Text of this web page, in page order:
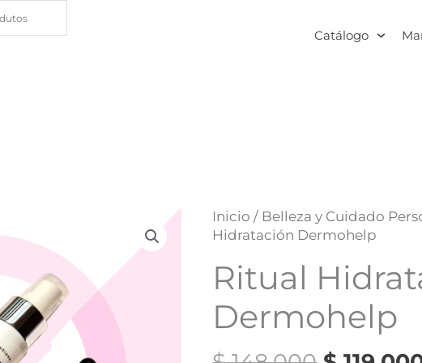
Catálogo
Inicio / Belleza y Cuidado
Hidratación Dermohelp
Ritual
Dermohelp
El
precio
era:
$
Ritual
Hidratación
cantidad